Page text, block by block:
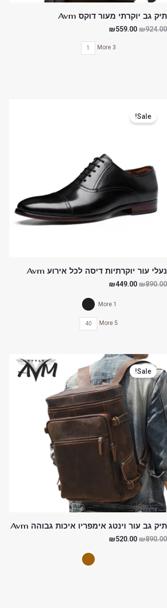
תיק גב יוקרתי מעור דוקס Avm
₪924.00
₪559.00
1 3 More
Sale!
נעלי עור יוקרתיות דיסה לכל אירוע Avm
₪890.00
המקורי
היה:
₪449.00
1 More
40 5 More
Sale!
תיק גב עור וינטג אימפריו איכות גבוהה Avm
₪890.00
המחיר
המקורי
היה:
₪890.00.
₪520.00
המחיר
הנוכחי
הוא:
₪520.00.